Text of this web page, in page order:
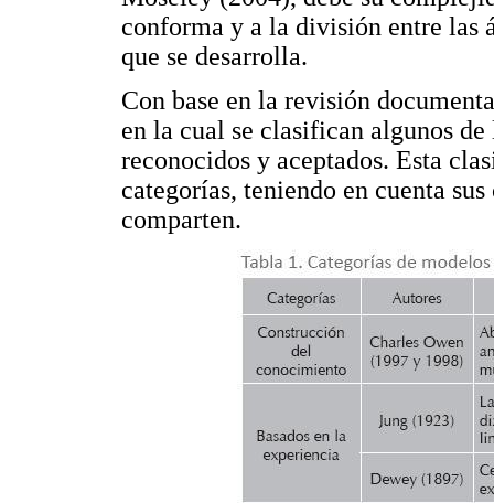
conforma y a la división entre las
que se desarrolla.
Con base en la revisión
en la cual se clasifican algunos
reconocidos y aceptados. Esta
categorías, teniendo en cuenta
comparten.